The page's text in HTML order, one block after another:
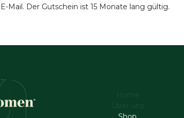
Mail. Der Gutschein ist 15 Monate lang gültig.
Home
Über uns